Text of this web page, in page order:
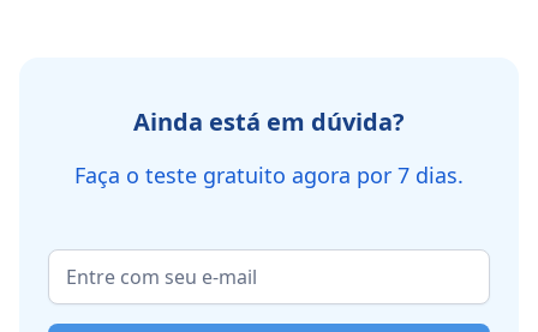
Ainda está em dúvida?
Faça o teste gratuito agora por 7 dias.